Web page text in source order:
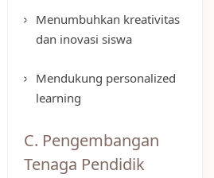
Menumbuhkan kreativitas
dan inovasi siswa
Mendukung personalized
learning
C. Pengembangan
Tenaga Pendidik